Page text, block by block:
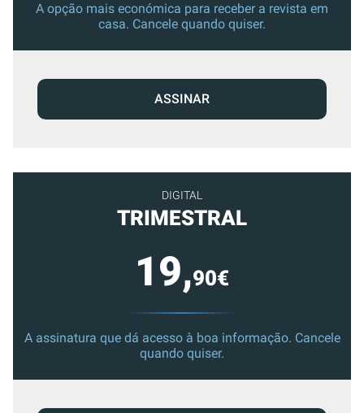
A opção mais económica para receber a revista em
casa. Cancele quando quiser.
ASSINAR
DIGITAL
TRIMESTRAL
19,90€
A assinatura que dá acesso à boa informação. Cancele
quando quiser.